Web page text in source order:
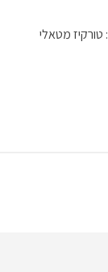
: טורקיז מטאלי